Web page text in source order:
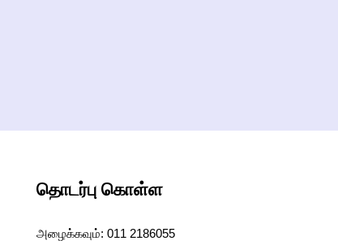
தொடர்பு கொள்ள
அழைக்கவும்: 011 2186055